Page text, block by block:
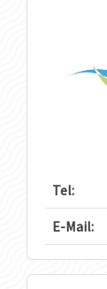
Tel:
E-Mail: